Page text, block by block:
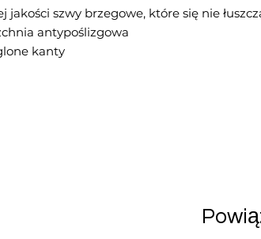
jakości szwy brzegowe, które się nie
antypoślizgowa
kanty